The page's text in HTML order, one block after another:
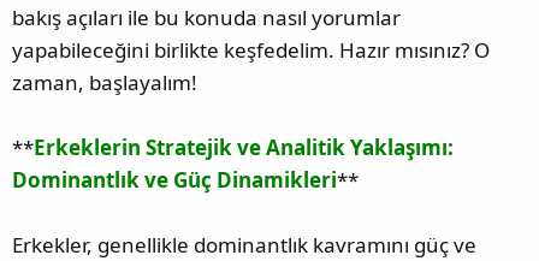
bakış açıları ile bu konuda nasıl yorumlar
yapabileceğini birlikte keşfedelim. Hazır mısınız? O
zaman, başlayalım!
**Erkeklerin Stratejik ve Analitik Yaklaşımı:
Dominantlık ve Güç Dinamikleri**
Erkekler, genellikle dominantlık kavramını güç ve